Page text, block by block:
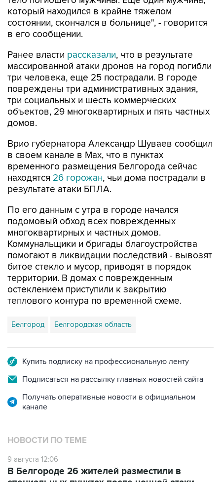
в его сообщении.
Ранее властирассказали
три человека, еще 25 пострадали. В городе
повреждены три административных здания,
три социальных и шесть коммерческих
объектов, 29 многоквартирных и пять частных
домов.
Врио губернатора Александр Шуваев сообщил
временного размещения Белгорода сейчас
находятся26 горожан, чьи дома пострадали в
результате атаки БПЛА.
По его данным с утра в городе начался
многоквартирных и частных домов.
Коммунальщики и бригады благоустройства
помогают в ликвидации последствий - вывозят
битое стекло и мусор, приводят в порядок
территории. В домах с поврежденным
остеклением приступили к закрытию
теплового контура по временной схеме.
Белгород Белгородская область
Подписаться на рассылку главных новостей сайта
Получать оперативные новости в официальном
НОВОСТИ ПО ТЕМЕ
9 августа 12:06
специальных пунктах после ночной атаки
БПЛА